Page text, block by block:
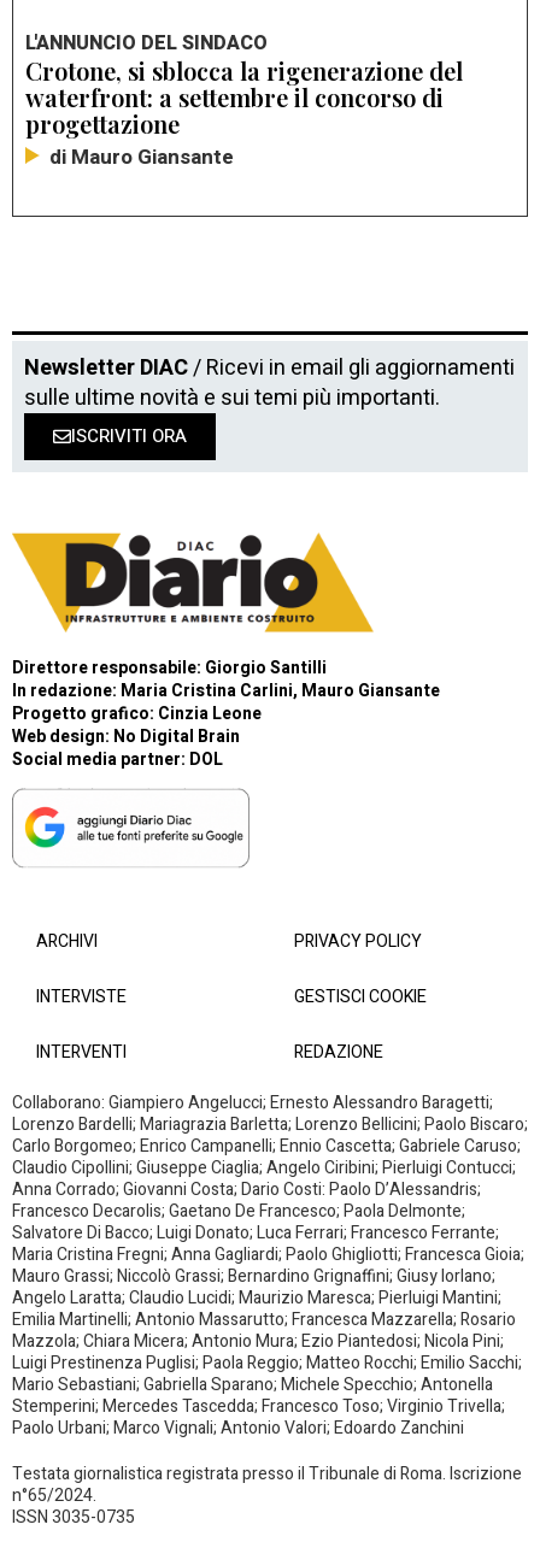
L'ANNUNCIO DEL SINDACO
Crotone, si sblocca la rigenerazione del
waterfront: a settembre il concorso di
progettazione
di Mauro Giansante
Newsletter DIAC/ Ricevi in email gli aggiornamenti
sulle ultime novità e sui temi più importanti.
ISCRIVITI ORA
Direttore responsabile: Giorgio Santilli
In redazione: Maria Cristina Carlini, Mauro Giansante
Progetto grafico: Cinzia Leone
Web design: No Digital Brain
Social media partner: DOL
ARCHIVI
INTERVISTE
INTERVENTI
PRIVACY POLICY
GESTISCI COOKIE
REDAZIONE
Collaborano: Giampiero Angelucci; Ernesto Alessandro Baragetti;
Lorenzo Bardelli; Mariagrazia Barletta; Lorenzo Bellicini; Paolo Biscaro;
Carlo Borgomeo; Enrico Campanelli; Ennio Cascetta; Gabriele Caruso;
Claudio Cipollini; Giuseppe Ciaglia; Angelo Ciribini; Pierluigi Contucci;
Anna Corrado; Giovanni Costa; Dario Costi: Paolo D’Alessandris;
Francesco Decarolis; Gaetano De Francesco; Paola Delmonte;
Salvatore Di Bacco; Luigi Donato; Luca Ferrari; Francesco Ferrante;
Maria Cristina Fregni; Anna Gagliardi; Paolo Ghigliotti; Francesca Gioia;
Mauro Grassi; Niccolò Grassi; Bernardino Grignaffini; Giusy Iorlano;
Angelo Laratta; Claudio Lucidi; Maurizio Maresca; Pierluigi Mantini;
Emilia Martinelli; Antonio Massarutto; Francesca Mazzarella; Rosario
Mazzola; Chiara Micera; Antonio Mura; Ezio Piantedosi; Nicola Pini;
Luigi Prestinenza Puglisi; Paola Reggio; Matteo Rocchi; Emilio Sacchi;
Mario Sebastiani; Gabriella Sparano; Michele Specchio; Antonella
Stemperini; Mercedes Tascedda; Francesco Toso; Virginio Trivella;
Paolo Urbani; Marco Vignali; Antonio Valori; Edoardo Zanchini
Testata giornalistica registrata presso il Tribunale di Roma. Iscrizione
n°65/2024.
ISSN 3035-0735